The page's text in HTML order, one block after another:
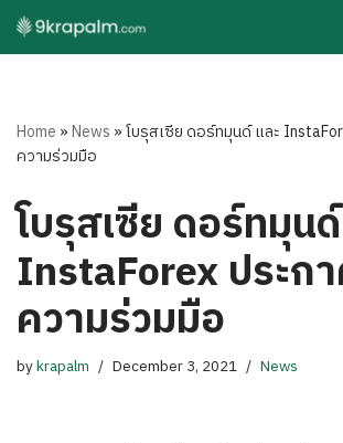
Skip
Home »News »โบรุสเซีย ดอร์ทมุนด์ และ
ความร่วมมือ
โบรุสเซีย ดอร์ทมุน
InstaForex ประก
ความร่วมมือ
bykrapalm December 3, 2021 News